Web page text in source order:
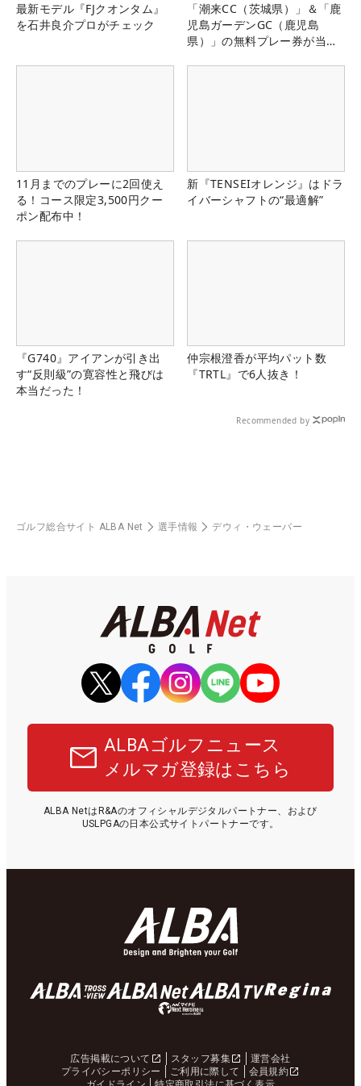
最新モデル『FJクオンタム』
を石井良介プロがチェック
「潮来CC（茨城県）」＆「鹿
児島ガーデンGC（鹿児島
県）」の無料プレー券が当た
11月までのプレーに2回使え
る！コース限定3,500円クー
ポン配布中！
新『TENSEIオレンジ』はドラ
イバーシャフトの“最適解”
『G740』アイアンが引き出
す“反則級”の寛容性と飛びは
本当だった！
仲宗根澄香が平均パット数
『TRTL』で6人抜き！
Recommended by
ゴルフ総合サイト ALBA Net 選手情報 デウィ・ウェーバー
ALBAゴルフニュース
メルマガ登録はこちら
ALBA NetはR&Aのオフィシャルデジタルパートナー、および
USLPGAの日本公式サイトパートナーです。
広告掲載について スタッフ募集
運営会社
プライバシーポリシー
ご利用に際して
会員規約